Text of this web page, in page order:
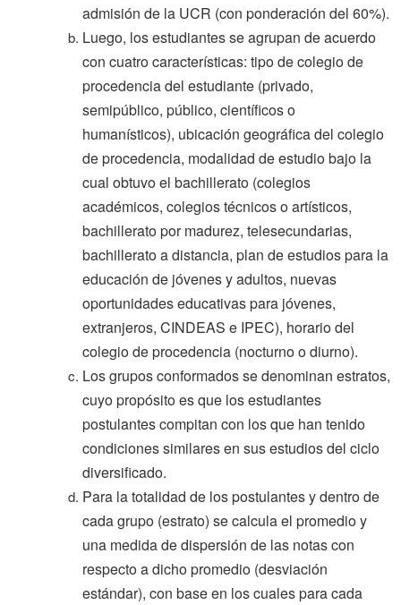
admisión de la UCR (con ponderación del 60%).
Luego, los estudiantes se agrupan de acuerdo
con cuatro características: tipo de colegio de
procedencia del estudiante (privado,
semipúblico, público, científicos o
humanísticos), ubicación geográfica del colegio
de procedencia, modalidad de estudio bajo la
cual obtuvo el bachillerato (colegios
académicos, colegios técnicos o artísticos,
bachillerato por madurez, telesecundarias,
bachillerato a distancia, plan de estudios para la
educación de jóvenes y adultos, nuevas
oportunidades educativas para jóvenes,
extranjeros, CINDEAS e IPEC), horario del
colegio de procedencia (nocturno o diurno).
Los grupos conformados se denominan estratos,
cuyo propósito es que los estudiantes
postulantes compitan con los que han tenido
condiciones similares en sus estudios del ciclo
diversificado.
Para la totalidad de los postulantes y dentro de
cada grupo (estrato) se calcula el promedio y
una medida de dispersión de las notas con
respecto a dicho promedio (desviación
estándar), con base en los cuales para cada